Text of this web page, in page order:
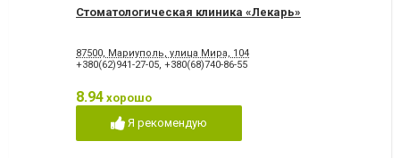
Стоматологическая клиника «Лекарь»
87500, Мариуполь, улица Мира, 104
+380(62)941-27-05, +380(68)740-86-55
8.94 хорошо
Я рекомендую